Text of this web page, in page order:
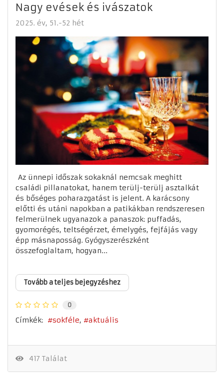
Nagy evések és ivászatok
2025. év 51.-52 hét
Az ünnepi időszak sokaknál nemcsak meghitt
családi pillanatokat, hanem terülj-terülj asztalkát
és bőséges poharazgatást is jelent. A karácsony
előtti és utáni napokban a patikákban rendszeresen
felmerülnek ugyanazok a panaszok: puffadás,
gyomorégés, teltségérzet, émelygés, fejfájás vagy
épp másnaposság. Gyógyszerészként
összefoglaltam, hogyan...
Tovább a teljes bejegyzéshez
0
Címkék: sokféle aktuális
417 Találat